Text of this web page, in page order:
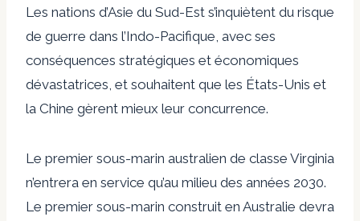
Les nations d’Asie du Sud-Est s’inquiètent du risque
de guerre dans l’Indo-Pacifique, avec ses
conséquences stratégiques et économiques
dévastatrices, et souhaitent que les États-Unis et
la Chine gèrent mieux leur concurrence.
Le premier sous-marin australien de classe Virginia
n’entrera en service qu’au milieu des années 2030.
Le premier sous-marin construit en Australie devra